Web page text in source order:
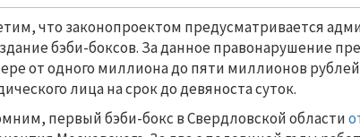
что законопроектом предусматривается
бэби-боксов. За данное правонарушение
от одного миллиона до пяти миллионов
лица на срок до девяноста суток.
первый бэби-бокс в Свердловской области